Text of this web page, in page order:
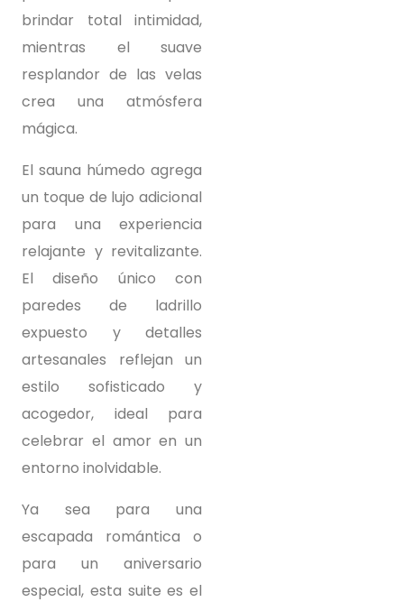
brindar total intimidad,
mientras el suave
resplandor de las velas
crea una atmósfera
mágica.
El sauna húmedo agrega
un toque de lujo adicional
para una experiencia
relajante y revitalizante.
El diseño único con
paredes de ladrillo
expuesto y detalles
artesanales reflejan un
estilo sofisticado y
acogedor, ideal para
celebrar el amor en un
entorno inolvidable.
Ya sea para una
escapada romántica o
para un aniversario
especial, esta suite es el